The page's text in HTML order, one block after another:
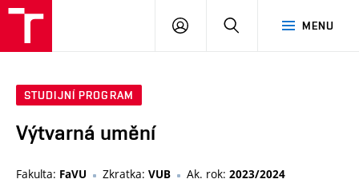
MENU
PŘIHLÁSIT
STUDIJNÍ PROGRAM
Výtvarná umění
Fakulta: FaVU Zkratka: VUB Ak. rok: 2023/2024